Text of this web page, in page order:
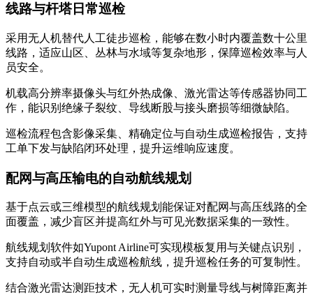
线路与杆塔日常巡检
采用无人机替代人工徒步巡检，能够在数小时内覆盖数十公里
线路，适应山区、丛林与水域等复杂地形，保障巡检效率与人
员安全。
机载高分辨率摄像头与红外热成像、激光雷达等传感器协同工
作，能识别绝缘子裂纹、导线断股与接头磨损等细微缺陷。
巡检流程包含影像采集、精确定位与自动生成巡检报告，支持
工单下发与缺陷闭环处理，提升运维响应速度。
配网与高压输电的自动航线规划
基于点云或三维模型的航线规划能保证对配网与高压线路的全
面覆盖，减少盲区并提高红外与可见光数据采集的一致性。
航线规划软件如Yupont Airline可实现模板复用与关键点识别，
支持自动或半自动生成巡检航线，提升巡检任务的可复制性。
结合激光雷达测距技术，无人机可实时测量导线与树障距离并